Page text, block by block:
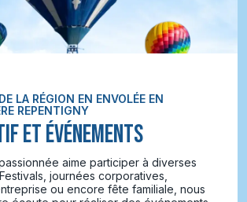
LA RÉGION EN ENVOLÉE EN
REPENTIGNY
ET ÉVÉNEMENTS
aime participer à diverses
journées corporatives,
ou encore fête familiale, nous